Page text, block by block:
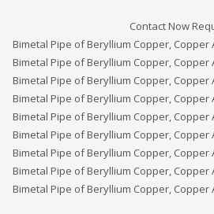
Contact Now
Bimetal Pipe of Beryllium Copper,
Bimetal Pipe of Beryllium Copper,
Bimetal Pipe of Beryllium Copper,
Bimetal Pipe of Beryllium Copper,
Bimetal Pipe of Beryllium Copper,
Bimetal Pipe of Beryllium Copper,
Bimetal Pipe of Beryllium Copper,
Bimetal Pipe of Beryllium Copper,
Bimetal Pipe of Beryllium Copper,